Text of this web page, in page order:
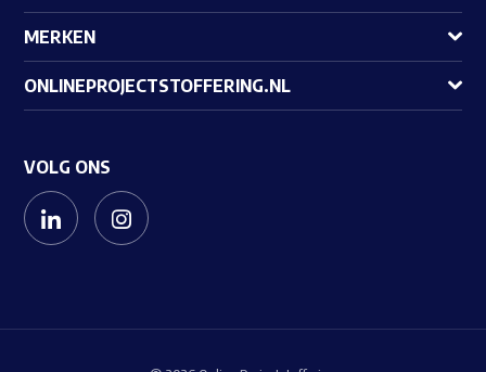
MERKEN
ONLINEPROJECTSTOFFERING.NL
VOLG ONS